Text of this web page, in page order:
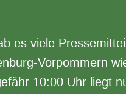
es viele
Vorpommern
10:00 Uhr liegt